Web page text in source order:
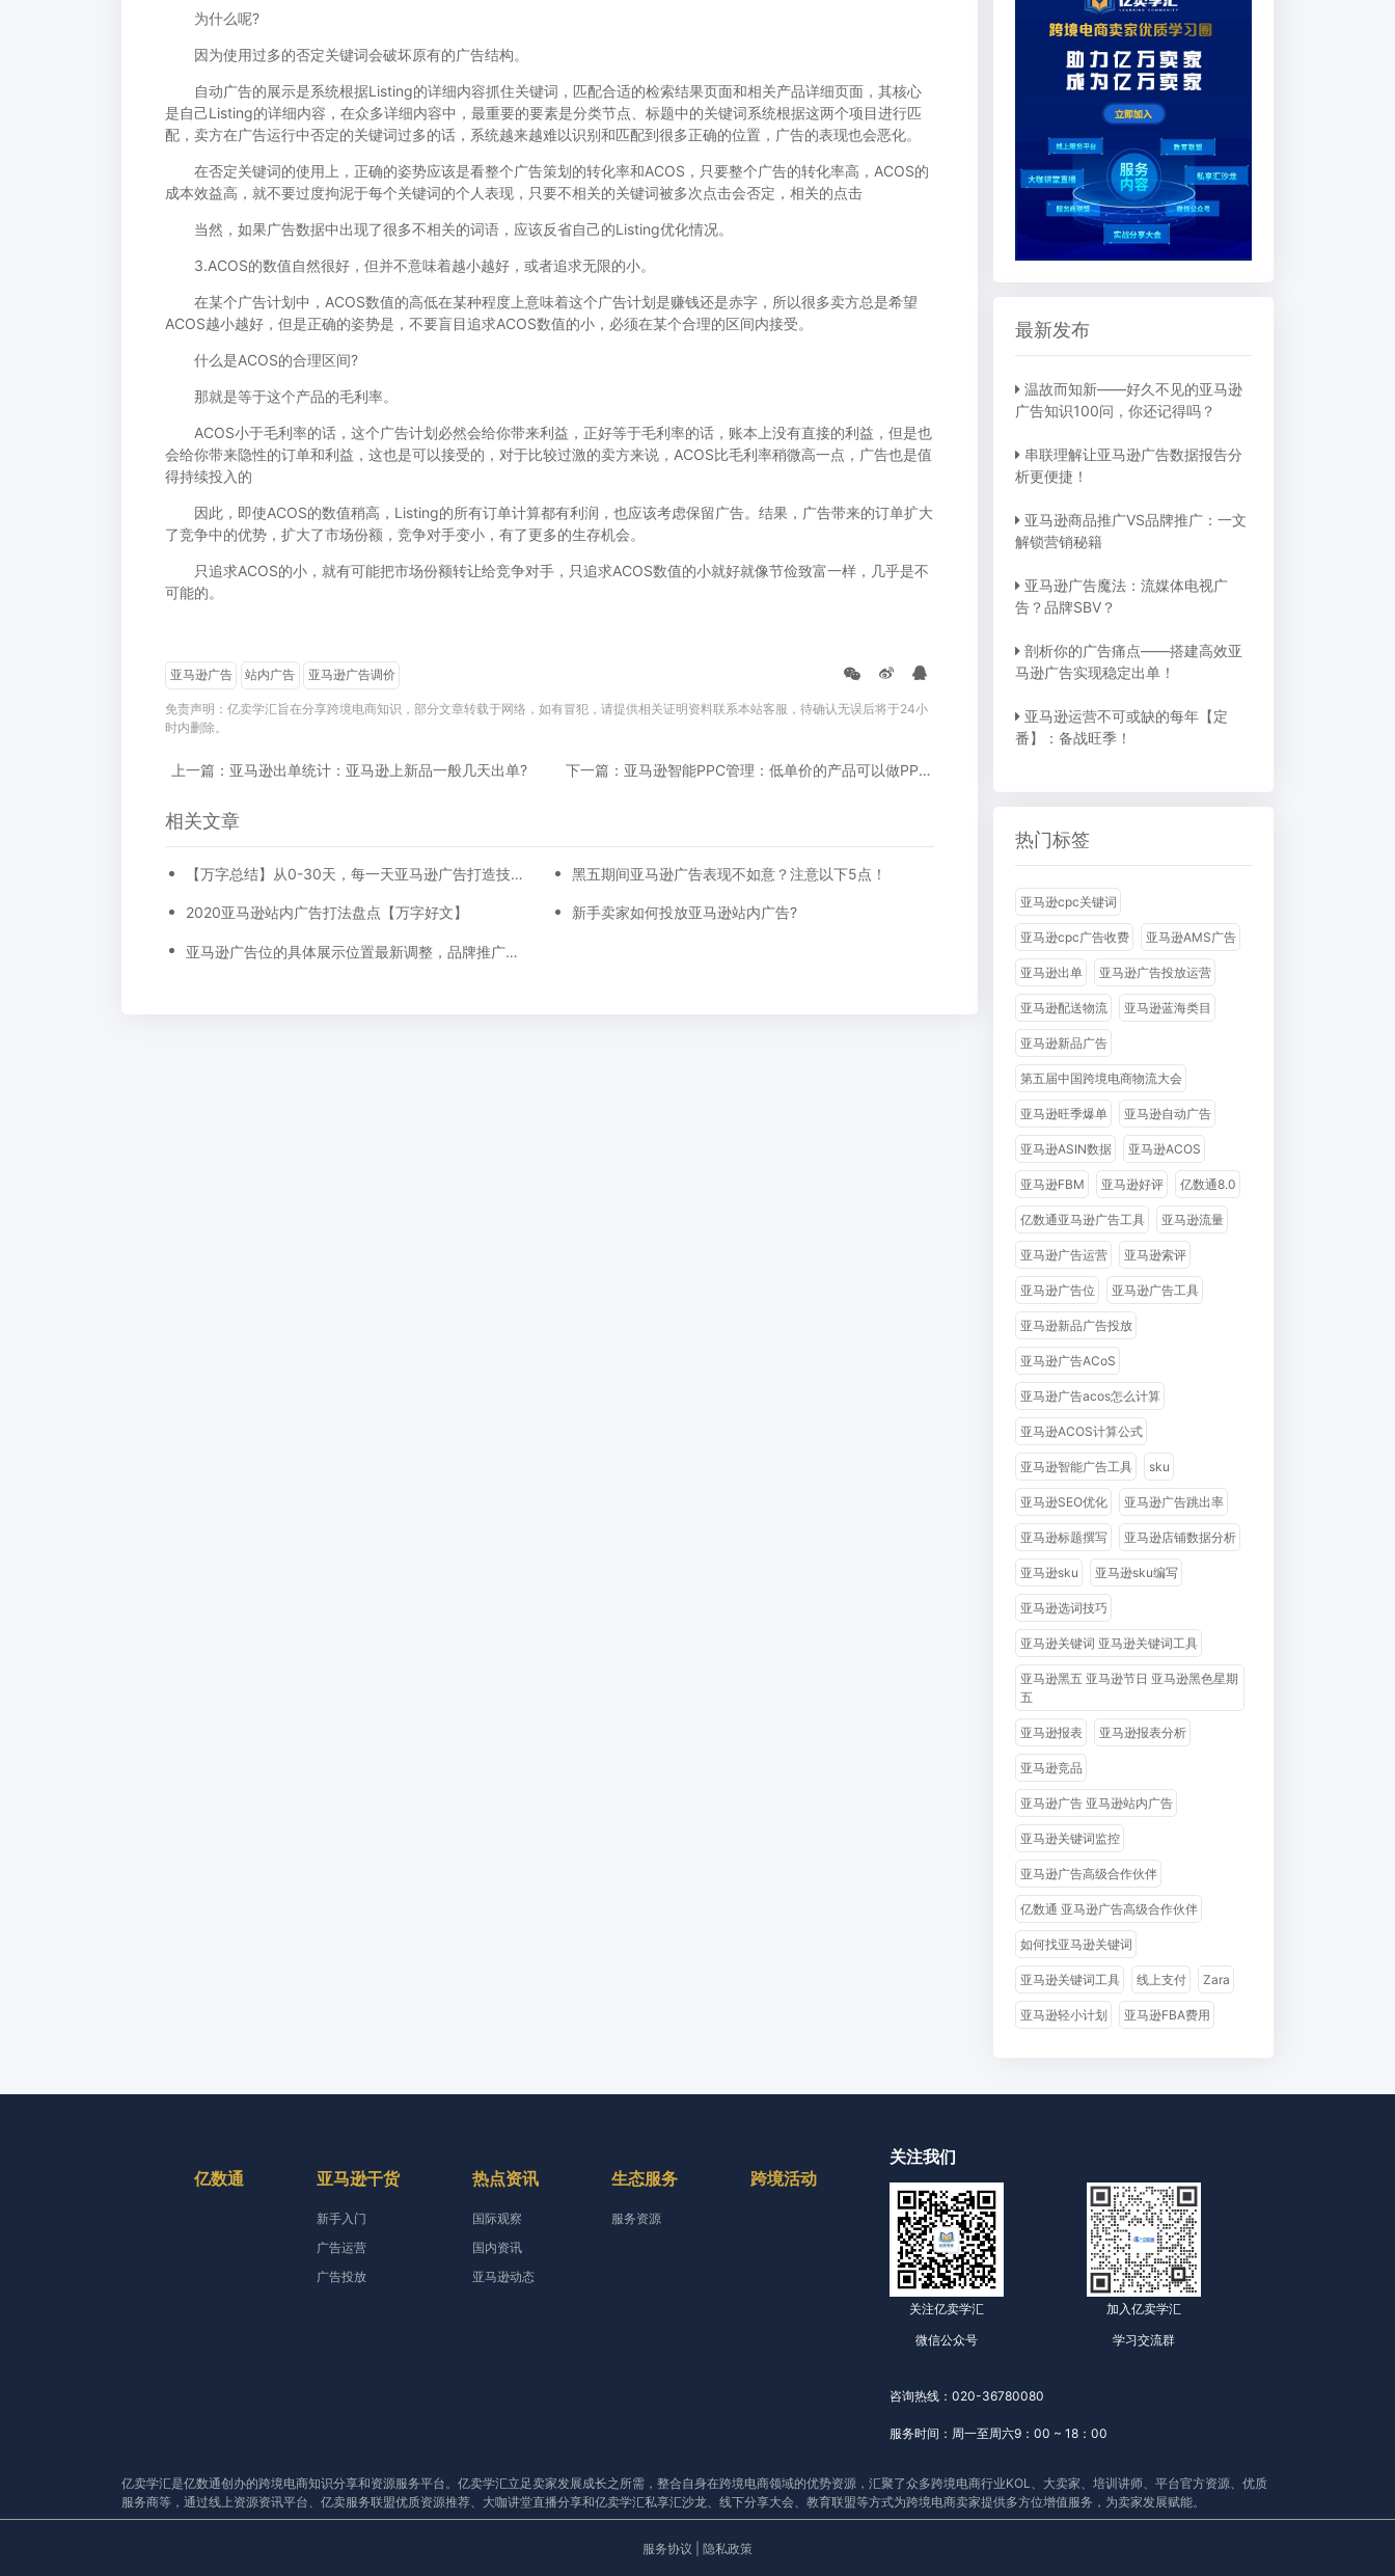
为什么呢?
因为使用过多的否定关键词会破坏原有的广告结构。
自动广告的展示是系统根据Listing的详细内容抓住关键词，匹配合适的检索结果页面和相关产品详细页面，其核心
是自己Listing的详细内容，在众多详细内容中，最重要的要素是分类节点、标题中的关键词系统根据这两个项目进行匹
配，卖方在广告运行中否定的关键词过多的话，系统越来越难以识别和匹配到很多正确的位置，广告的表现也会恶化。
在否定关键词的使用上，正确的姿势应该是看整个广告策划的转化率和ACOS，只要整个广告的转化率高，ACOS的
成本效益高，就不要过度拘泥于每个关键词的个人表现，只要不相关的关键词被多次点击会否定，相关的点击
当然，如果广告数据中出现了很多不相关的词语，应该反省自己的Listing优化情况。
3.ACOS的数值自然很好，但并不意味着越小越好，或者追求无限的小。
在某个广告计划中，ACOS数值的高低在某种程度上意味着这个广告计划是赚钱还是赤字，所以很多卖方总是希望
ACOS越小越好，但是正确的姿势是，不要盲目追求ACOS数值的小，必须在某个合理的区间内接受。
什么是ACOS的合理区间?
那就是等于这个产品的毛利率。
ACOS小于毛利率的话，这个广告计划必然会给你带来利益，正好等于毛利率的话，账本上没有直接的利益，但是也
会给你带来隐性的订单和利益，这也是可以接受的，对于比较过激的卖方来说，ACOS比毛利率稍微高一点，广告也是值
得持续投入的
因此，即使ACOS的数值稍高，Listing的所有订单计算都有利润，也应该考虑保留广告。结果，广告带来的订单扩大
了竞争中的优势，扩大了市场份额，竞争对手变小，有了更多的生存机会。
只追求ACOS的小，就有可能把市场份额转让给竞争对手，只追求ACOS数值的小就好就像节俭致富一样，几乎是不
可能的。
亚马逊广告 站内广告 亚马逊广告调价
免责声明：亿卖学汇旨在分享跨境电商知识，部分文章转载于网络，如有冒犯，请提供相关证明资料联系本站客服，待确认无误后将于24小
时内删除。
上一篇：亚马逊出单统计：亚马逊上新品一般几天出单? 下一篇：亚马逊智能PPC管理：低单价的产品可以做PPC广告吗?
相关文章
【万字总结】从0-30天，每一天亚马逊广告打造技巧真实案例细节分享
2020亚马逊站内广告打法盘点【万字好文】
亚马逊广告位的具体展示位置最新调整，品牌推广、展示型推广、商品推广广告位详细位置示例
黑五期间亚马逊广告表现不如意？注意以下5点！
新手卖家如何投放亚马逊站内广告?
最新发布
温故而知新——好久不见的亚马逊
广告知识100问，你还记得吗？
串联理解让亚马逊广告数据报告分
析更便捷！
亚马逊商品推广VS品牌推广：一文
解锁营销秘籍
亚马逊广告魔法：流媒体电视广
告？品牌SBV？
剖析你的广告痛点——搭建高效亚
马逊广告实现稳定出单！
亚马逊运营不可或缺的每年【定
番】：备战旺季！
热门标签
亚马逊cpc关键词
亚马逊cpc广告收费 亚马逊AMS广告
亚马逊出单 亚马逊广告投放运营
亚马逊配送物流 亚马逊蓝海类目
亚马逊新品广告
第五届中国跨境电商物流大会
亚马逊旺季爆单 亚马逊自动广告
亚马逊ASIN数据 亚马逊ACOS
亚马逊FBM 亚马逊好评 亿数通8.0
亿数通亚马逊广告工具 亚马逊流量
亚马逊广告运营 亚马逊索评
亚马逊广告位 亚马逊广告工具
亚马逊新品广告投放
亚马逊广告ACoS
亚马逊广告acos怎么计算
亚马逊ACOS计算公式
亚马逊智能广告工具 sku
亚马逊SEO优化 亚马逊广告跳出率
亚马逊标题撰写 亚马逊店铺数据分析
亚马逊sku 亚马逊sku编写
亚马逊选词技巧
亚马逊关键词 亚马逊关键词工具
亚马逊黑五 亚马逊节日 亚马逊黑色星期
五
亚马逊报表 亚马逊报表分析
亚马逊竞品
亚马逊广告 亚马逊站内广告
亚马逊关键词监控
亚马逊广告高级合作伙伴
亿数通 亚马逊广告高级合作伙伴
如何找亚马逊关键词
亚马逊关键词工具 线上支付 Zara
亚马逊轻小计划 亚马逊FBA费用
亿数通 亚马逊干货
新手入门
广告运营
广告投放
热点资讯
国际观察
国内资讯
亚马逊动态
生态服务
服务资源
跨境活动
关注我们
关注亿卖学汇
微信公众号
加入亿卖学汇
学习交流群
咨询热线：020-36780080
服务时间：周一至周六9：00 ~ 18：00
亿卖学汇是亿数通创办的跨境电商知识分享和资源服务平台。亿卖学汇立足卖家发展成长之所需，整合自身在跨境电商领域的优势资源，汇聚了众多跨境电商行业KOL、大卖家、培训讲师、平台官方资源、优质
服务商等，通过线上资源资讯平台、亿卖服务联盟优质资源推荐、大咖讲堂直播分享和亿卖学汇私享汇沙龙、线下分享大会、教育联盟等方式为跨境电商卖家提供多方位增值服务，为卖家发展赋能。
服务协议 隐私政策